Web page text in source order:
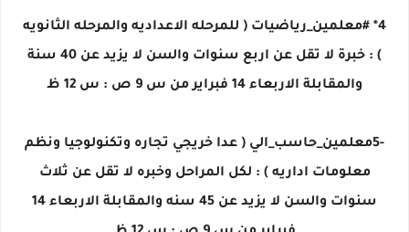
4* #معلمين_رياضيات ( للمرحله الاعداديه والمرحله الثانويه
) : خبرة لا تقل عن اربع سنوات والسن لا يزيد عن 40 سنة
والمقابلة الاربعاء 14 فبراير من س 9 ص : س 12 ظ
-5معلمين_حاسب_الي ( عدا خريجي تجاره وتكنولوجيا ونظم
معلومات اداريه ) : لكل المراحل وخبره لا تقل عن ثلاث
سنوات والسن لا يزيد عن 45 سنه والمقابلة الاربعاء 14